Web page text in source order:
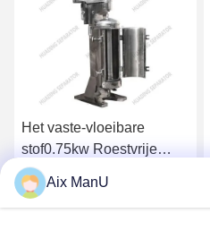
Het vaste-vloeibare
stof0.75kw Roestvrije
staal centrifugeert GQ150
de Tubulaire Kom
centrifugeertGa Nu Praten.
Aix ManU